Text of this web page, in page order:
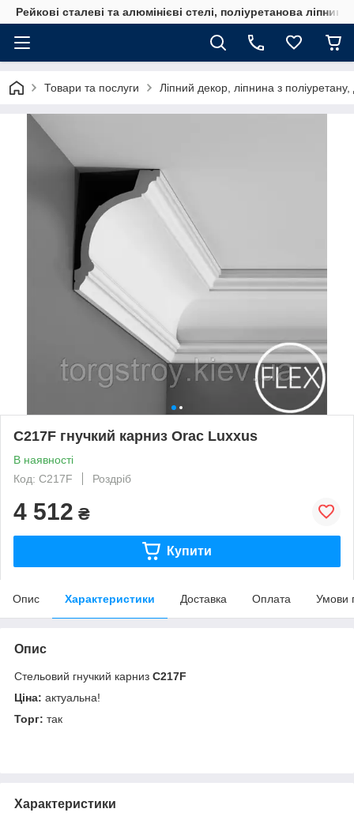
Рейкові сталеві та алюмінієві стелі, поліуретанова
Товари та послуги Ліпний декор, ліпнина з
C217F гнучкий карниз Orac Luxxus
В наявності
Код: C217F
Роздріб
4 512 ₴
Купити
Опис Характеристики Доставка Оплата Умови
Опис
Стельовий гнучкий карниз C217F
Ціна: актуальна!
Торг: так
Характеристики